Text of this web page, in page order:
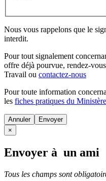
Nous vous rappelons que le
interdit.
Pour tout signalement
offre déjà pourvue, rendez-
Travail ou contactez-nous
Pour toute information
les fiches pratiques du
Annuler
×
Envoyer à un ami
Tous les champs sont